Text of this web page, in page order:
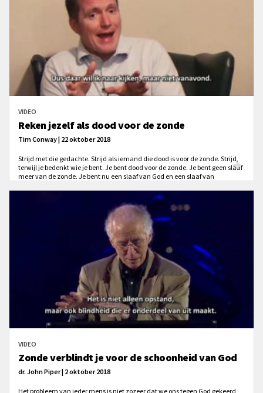
VIDEO
Reken jezelf als dood voor de zonde
Tim Conway | 22 oktober 2018
Strijd met die gedachte. Strijd als iemand die dood is voor de zonde. Strijd,
terwijl je bedenkt wie je bent. Je bent dood voor de zonde. Je bent geen slaaf
meer van de zonde. Je bent nu een slaaf van God en een slaaf van
essentieel, dat is superbelangrijk voor deze strijd.
VIDEO
Zonde verblindt je voor de schoonheid van God
dr. John Piper | 2 oktober 2018
Het probleem van ieder mens is niet zozeer dat we ons tegen God gekeerd